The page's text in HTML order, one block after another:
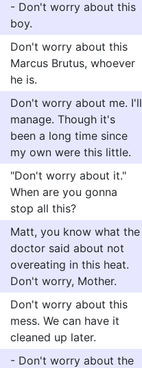
- Don't worry about this
boy.
Don't worry about this
Marcus Brutus, whoever
he is.
Don't worry about me. I'll
manage. Though it's
been a long time since
my own were this little.
"Don't worry about it."
When are you gonna
stop all this?
Matt, you know what the
doctor said about not
overeating in this heat.
Don't worry, Mother.
Don't worry about this
mess. We can have it
cleaned up later.
- Don't worry about the